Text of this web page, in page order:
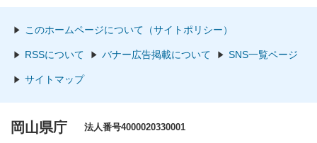
このホームページについて（サイトポリシー）
RSSについて バナー広告掲載について SNS一覧ページ
サイトマップ
岡山県庁 法人番号4000020330001